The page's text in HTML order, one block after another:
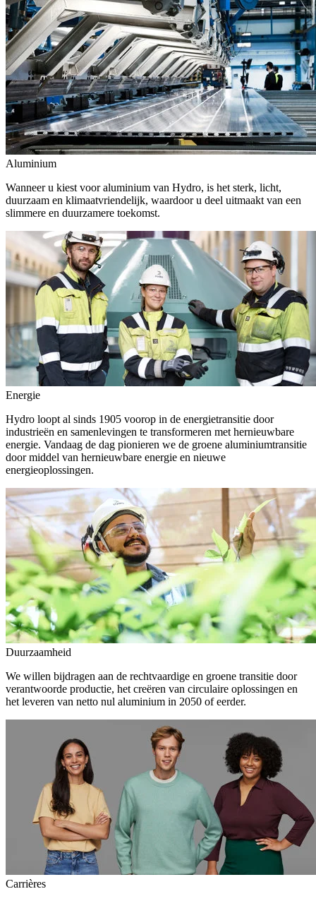
Aluminium
Wanneer u kiest voor aluminium van Hydro, is het sterk, licht,
duurzaam en klimaatvriendelijk, waardoor u deel uitmaakt van een
slimmere en duurzamere toekomst.
Energie
Hydro loopt al sinds 1905 voorop in de energietransitie door
industrieën en samenlevingen te transformeren met hernieuwbare
energie. Vandaag de dag pionieren we de groene aluminiumtransitie
door middel van hernieuwbare energie en nieuwe
energieoplossingen.
Duurzaamheid
We willen bijdragen aan de rechtvaardige en groene transitie door
verantwoorde productie, het creëren van circulaire oplossingen en
het leveren van netto nul aluminium in 2050 of eerder.
Carrières